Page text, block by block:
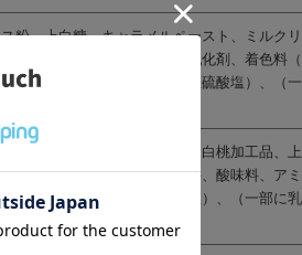
粉、上白糖、キャラメルペースト、ミルク
加工澱粉、増粘多糖類）、乳化剤、着色料
塩（Ｎａ）、酸化防止剤（亜硫酸塩）、（
粉、白桃ジャム、角切り桃、白桃加工品、
増粘多糖類）、乳化剤、香料、酸味料、ア
ルビン酸（Ｎａ）、亜硫酸塩）、（一部に